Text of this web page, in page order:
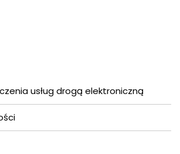
usług drogą elektroniczną